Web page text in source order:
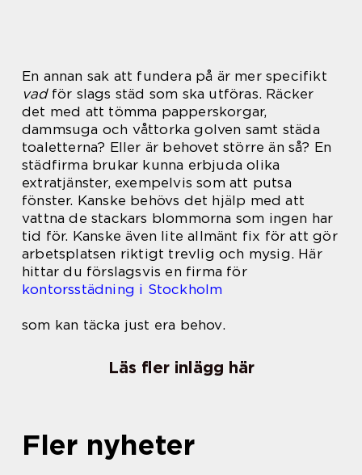
En annan sak att fundera på är mer specifikt
vadför slags städ som ska utföras. Räcker
det med att tömma papperskorgar,
dammsuga och våttorka golven samt städa
toaletterna? Eller är behovet större än så? En
städfirma brukar kunna erbjuda olika
extratjänster, exempelvis som att putsa
fönster. Kanske behövs det hjälp med att
vattna de stackars blommorna som ingen har
tid för. Kanske även lite allmänt fix för att gör
arbetsplatsen riktigt trevlig och mysig. Här
hittar du förslagsvis en firma för
kontorsstädning i Stockholm
som kan täcka just era behov.
Läs fler inlägg här
Fler nyheter